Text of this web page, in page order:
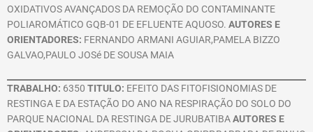
OXIDATIVOS AVANÇADOS DA REMOÇÃO DO CONTAMINANTE
POLIAROMÁTICO GQB-01 DE EFLUENTE AQUOSO. AUTORES E
ORIENTADORES: FERNANDO ARMANI AGUIAR,PAMELA BIZZO
GALVAO,PAULO JOSé DE SOUSA MAIA
TRABALHO: 6350 TITULO: EFEITO DAS FITOFISIONOMIAS DE
RESTINGA E DA ESTAÇÃO DO ANO NA RESPIRAÇÃO DO SOLO DO
PARQUE NACIONAL DA RESTINGA DE JURUBATIBAAUTORES E